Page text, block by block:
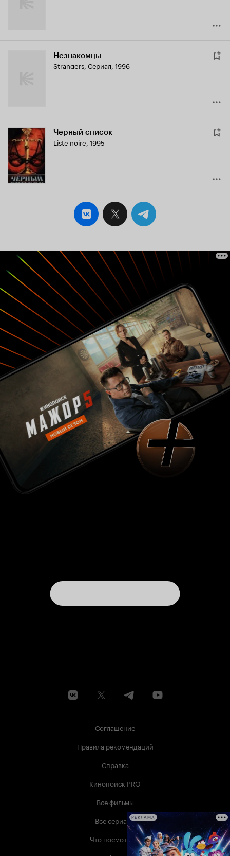
Незнакомцы
Strangers, Сериал, 1996
Черный список
Liste noire, 1995
Соглашение
Правила рекомендаций
Справка
Кинопоиск PRO
Все фильмы
Все сериалы
Что посмотреть
РЕКЛАМА